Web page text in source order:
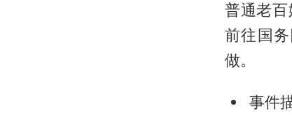
普通老
前往国
做。
事件